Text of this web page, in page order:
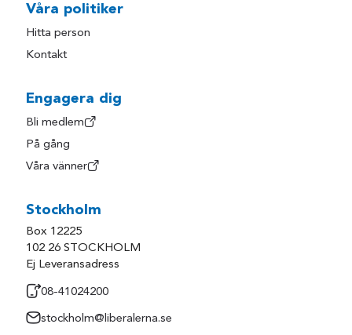
Våra politiker
Hitta person
Kontakt
Engagera dig
Bli medlem
På gång
Våra vänner
Stockholm
Box 12225
102 26 STOCKHOLM
Ej Leveransadress
08-41024200
stockholm@liberalerna.se